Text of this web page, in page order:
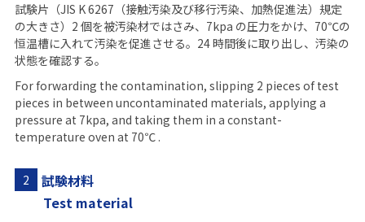
試験片（JIS K 6267（接触汚染及び移行汚染、加熱促進法）規定
の大きさ）2 個を被汚染材ではさみ、7kpa の圧力をかけ、70℃の
恒温槽に入れて汚染を促進させる。24 時間後に取り出し、汚染の
状態を確認する。
For forwarding the contamination, slipping 2 pieces of test
pieces in between uncontaminated materials, applying a
pressure at 7kpa, and taking them in a constant-
temperature oven at 70℃ .
2
試験材料
Test material